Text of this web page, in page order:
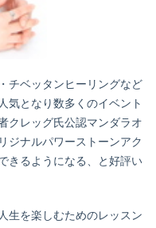
チベッタンヒーリングなど
気となり数多くのイベント
クレッグ氏公認マンダラオ
ジナルパワーストーンアク
きるようになる、と好評い
生を楽しむためのレッスン